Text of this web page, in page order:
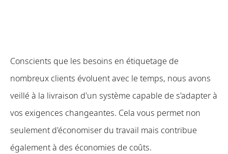
Conscients que les besoins en étiquetage de
nombreux clients évoluent avec le temps, nous avons
veillé à la livraison d'un système capable de s'adapter à
vos exigences changeantes. Cela vous permet non
seulement d'économiser du travail mais contribue
également à des économies de coûts.